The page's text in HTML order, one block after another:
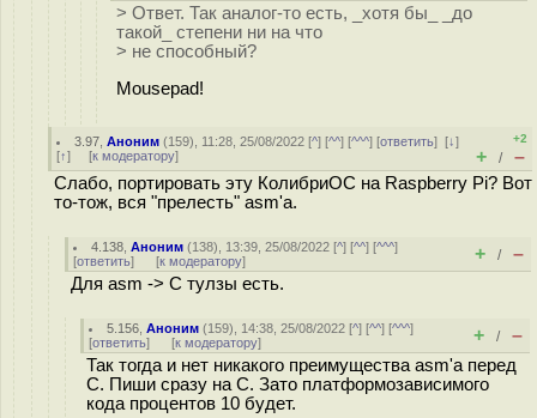
> Ответ. Так аналог-то есть, _хотя бы_ _до
такой_ степени ни на что
> не способный?
Mousepad!
3.97 ,Аноним (159), 11:28, 25/08/2022 [^] [^^] [^^^] [ответить][↓]
[↑] [к модератору]
+2
+ / –
Слабо, портировать эту КолибриОС на Raspberry Pi? Вот
то-тож, вся "прелесть" asm'а.
4.138 ,Аноним (138), 13:39, 25/08/2022 [^] [^^] [^^^]
[ответить] [к модератору] + / –
Для asm -> C тулзы есть.
5.156 ,Аноним (159), 14:38, 25/08/2022 [^] [^^] [^^^]
[ответить] [к модератору] + / –
Так тогда и нет никакого преимущества asm'а перед
C. Пиши сразу на C. Зато платформозависимого
кода процентов 10 будет.